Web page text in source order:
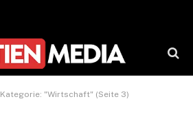
Kategorie: "Wirtschaft" (Seite 3)